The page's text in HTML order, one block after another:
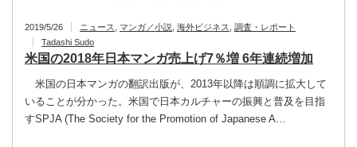
2019/5/26 ニュース マンガ／小説 海外ビジネス
調査・レポート
Tadashi Sudo
米国の2018年日本マンガ売上げ7％増 6年連続増加
米国の日本マンガの翻訳出版が、2013年以降は順調に拡大して
いることが分かった。米国で日本カルチャーの振興と普及を目指
すSPJA (The Society for the Promotion of Japanese A…